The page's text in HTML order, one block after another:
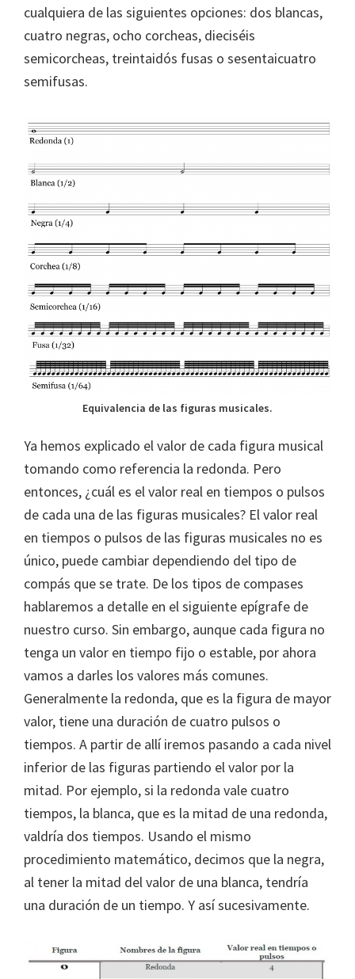
cualquiera de las siguientes opciones: dos blancas,
cuatro negras, ocho corcheas, dieciséis
semicorcheas, treintaidós fusas o sesentaicuatro
semifusas.
Equivalencia de las figuras musicales.
Ya hemos explicado el valor de cada figura musical
tomando como referencia la redonda. Pero
entonces, ¿cuál es el valor real en tiempos o pulsos
de cada una de las figuras musicales? El valor real
en tiempos o pulsos de las figuras musicales no es
único, puede cambiar dependiendo del tipo de
compás que se trate. De los tipos de compases
hablaremos a detalle en el siguiente epígrafe de
nuestro curso. Sin embargo, aunque cada figura no
tenga un valor en tiempo fijo o estable, por ahora
vamos a darles los valores más comunes.
Generalmente la redonda, que es la figura de mayor
valor, tiene una duración de cuatro pulsos o
tiempos. A partir de allí iremos pasando a cada nivel
inferior de las figuras partiendo el valor por la
mitad. Por ejemplo, si la redonda vale cuatro
tiempos, la blanca, que es la mitad de una redonda,
valdría dos tiempos. Usando el mismo
procedimiento matemático, decimos que la negra,
al tener la mitad del valor de una blanca, tendría
una duración de un tiempo. Y así sucesivamente.